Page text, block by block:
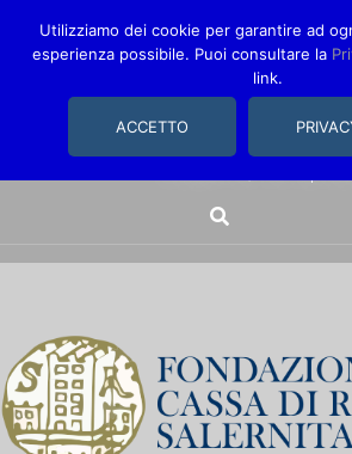
comunica@fondazionecarisal.it
Utilizziamo dei cookie per garantire ad
esperienza possibile. Puoi consultare la
link.
ACCETTO